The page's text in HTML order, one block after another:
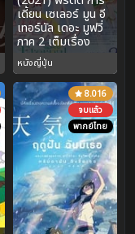
เดี้ยน เซเลอร์ มูน อี
เทอร์นัล เดอะ มูฟวี่
ภาค 2 เต็มเรื่อง
หนังญี่ปุ่น
8.016
จบแล้ว
พากย์ไทย